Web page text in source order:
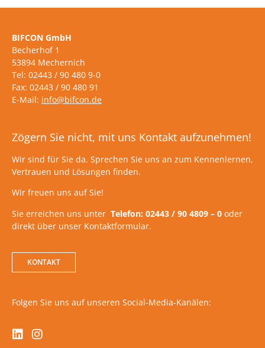
BIFCON GmbH
Becherhof 1
53894 Mechernich
Tel: 02443 / 90 480 9-0
Fax: 02443 / 90 480 91
E-Mail: info@bifcon.de
Zögern Sie nicht, mit uns Kontakt aufzunehmen!
Wir sind für Sie da. Sprechen Sie uns an zum Kennenlernen,
Vertrauen und Lösungen finden.
Wir freuen uns auf Sie!
Sie erreichen uns unter Telefon: 02443 / 90 4809 – 0 oder
direkt über unser Kontaktformular.
KONTAKT
Folgen Sie uns auf unseren Social-Media-Kanälen: